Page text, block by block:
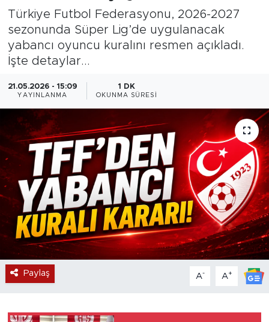
Türkiye Futbol Federasyonu, 2026-2027
sezonunda Süper Lig’de uygulanacak
yabancı oyuncu kuralını resmen açıkladı.
İşte detaylar...
21.05.2026 - 15:09
YAYINLANMA
1 DK
OKUNMA SÜRESI
Paylaş A- A+
Magazin
Özel Haber
Politika
Resmi İlanlar
Sağlık
Spor
Turizm